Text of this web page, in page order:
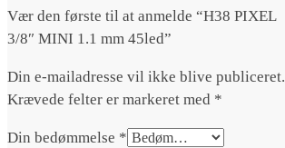
Vær den første til at anmelde “H38 PIXEL
3/8″ MINI 1.1 mm 45led”
Din e-mailadresse vil ikke blive publiceret.
Krævede felter er markeret med *
Din bedømmelse *